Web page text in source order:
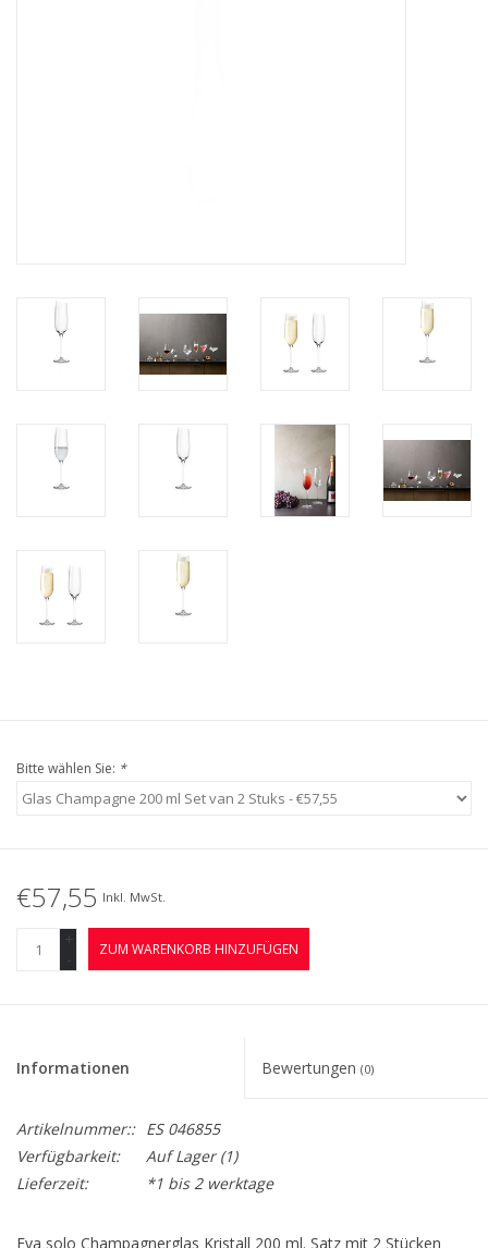
Bitte wählen Sie: *
€57,55 Inkl. MwSt.
+
-
ZUM WARENKORB HINZUFÜGEN
Informationen Bewertungen (0)
Artikelnummer:: ES 046855
Verfügbarkeit:
Auf Lager(1)
Lieferzeit:
*1 bis 2 werktage
Eva solo Champagnerglas Kristall 200 ml. Satz mit 2 Stücken